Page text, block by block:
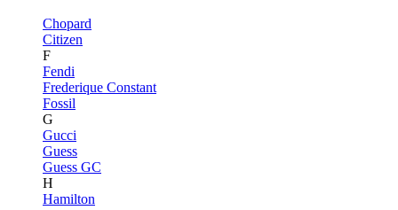
Chopard
Citizen
F
Fendi
Frederique Constant
Fossil
G
Gucci
Guess
Guess GC
H
Hamilton